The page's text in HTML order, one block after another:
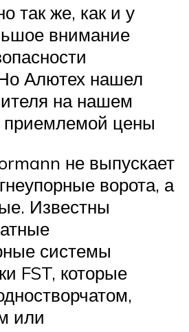
так же, как и у
внимание
Алютех нашел
на нашем
приемлемой цены
не выпускает
ворота, а
Известны
системы
FST, которые
или